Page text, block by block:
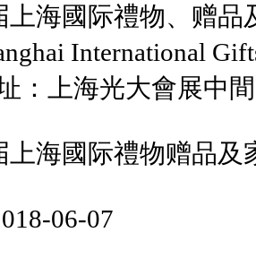
上海國际禮物、赠
International
：上海光大會展中
上海國际禮物赠品
06-07